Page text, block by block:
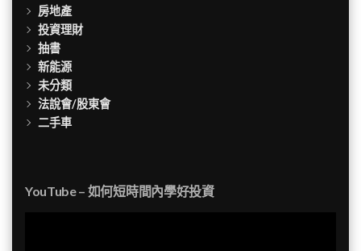
房地產
投資理財
抽書
新能源
未分類
法說會/股東會
二手車
YouTube – 如何短時間內學好投資